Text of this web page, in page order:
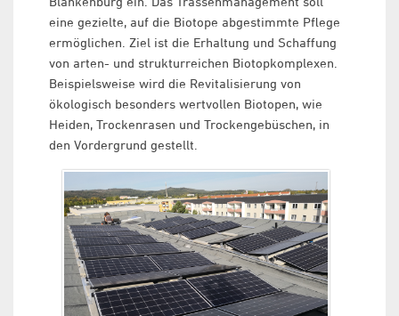
eine gezielte, auf die Biotope abgestimmte Pflege
ermöglichen. Ziel ist die Erhaltung und Schaffung
von arten- und strukturreichen Biotopkomplexen.
Beispielsweise wird die Revitalisierung von
ökologisch besonders wertvollen Biotopen, wie
Heiden, Trockenrasen und Trockengebüschen, in
den Vordergrund gestellt.